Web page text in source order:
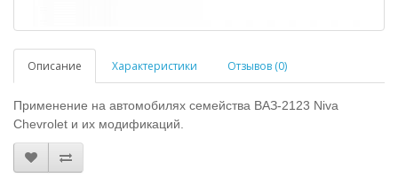
Описание Характеристики Отзывов (0)
Применение на автомобилях семейства ВАЗ-2123 Niva
Chevrolet и их модификаций.